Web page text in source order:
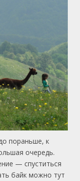
пораньше, к
очередь.
— спуститься
байк можно тут